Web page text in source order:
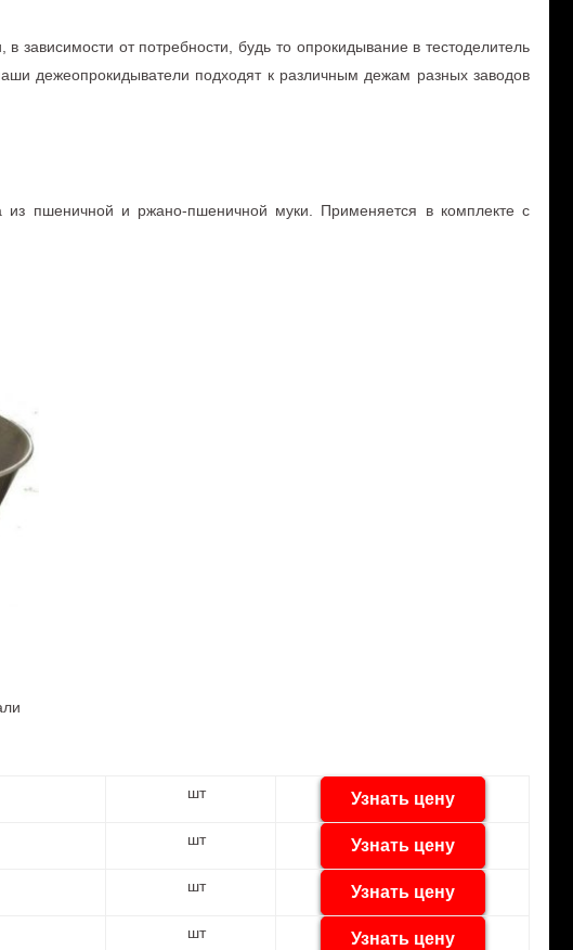
от потребности, будь то опрокидывание в тестоделитель
дежеопрокидыватели подходят к различным дежам разных заводов
пшеничной и ржано-пшеничной муки. Применяется в комплекте с
шт Узнать цену
шт Узнать цену
шт Узнать цену
шт Узнать цену